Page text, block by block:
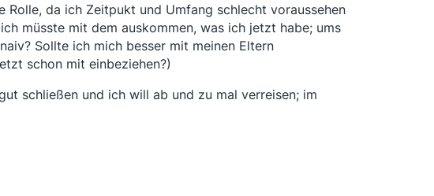
Rolle, da ich Zeitpukt und Umfang schlecht voraussehen
müsste mit dem auskommen, was ich jetzt habe; ums
Sollte ich mich besser mit meinen Eltern
schon mit einbeziehen?)
schließen und ich will ab und zu mal verreisen; im